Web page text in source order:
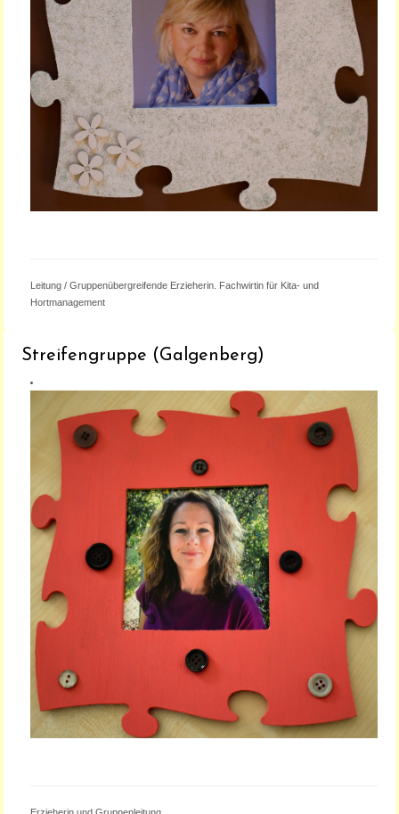
Leitung / Gruppenübergreifende Erzieherin. Fachwirtin für Kita- und
Hortmanagement
Streifengruppe (Galgenberg)